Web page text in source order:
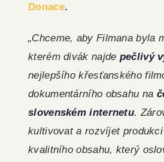
Donace.
„Chceme, aby Filmana byla
kterém divák najde pečlivý
nejlepšího křesťanského
dokumentárního obsahu na
slovenském internetu.
kultivovat a rozvíjet
kvalitního obsahu, který